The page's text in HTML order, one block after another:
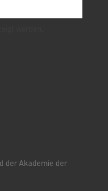
der Akademie der